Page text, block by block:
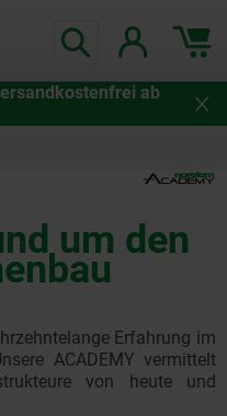
ab
um den
Erfahrung im
ACADEMY vermittelt
von heute und